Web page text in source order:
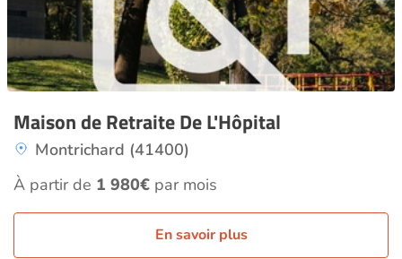
Maison de Retraite De L'Hôpital
Montrichard (41400)
À partir de 1 980€ par mois
En savoir plus